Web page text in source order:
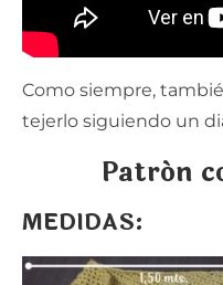
Como siempre,
tejerlo siguiendo un
Patrón
MEDIDAS: